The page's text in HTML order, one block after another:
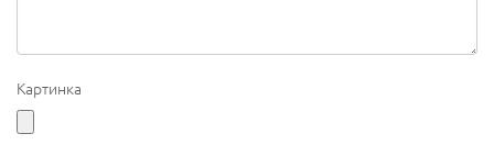
Картинка